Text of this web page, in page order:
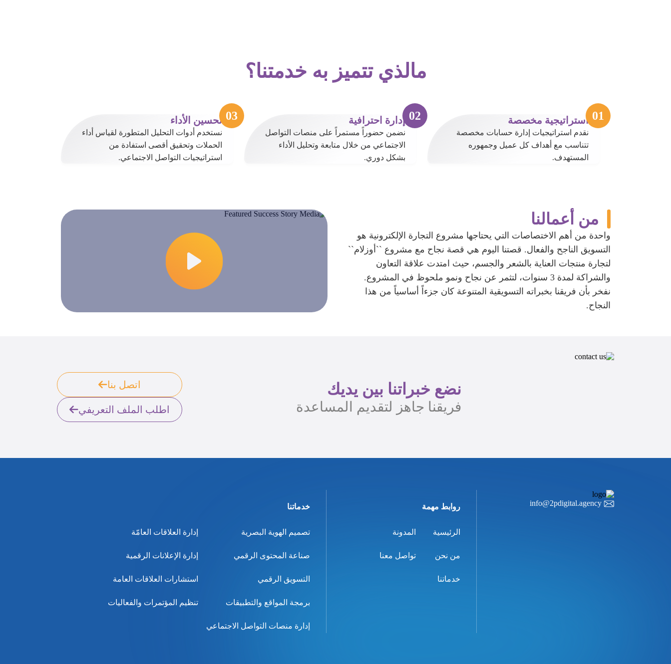
مالذي تتميز به خدمتنا؟
استراتيجية مخصصة
نقدم استراتيجيات إدارة حسابات مخصصة
تتناسب مع أهداف كل عميل وجمهوره
المستهدف.
إدارة احترافية
نضمن حضوراً مستمراً على منصات التواصل
الاجتماعي من خلال متابعة وتحليل الأداء
بشكل دوري.
تحسين الأداء
نستخدم أدوات التحليل المتطورة لقياس أداء
الحملات وتحقيق أقصى استفادة من
استراتيجيات التواصل الاجتماعي.
من أعمالنا
واحدة من أهم الاختصاصات التي يحتاجها مشروع التجارة الإلكترونية هو
التسويق الناجح والفعال. قصتنا اليوم هي قصة نجاح مع مشروع ``أوزلام``
لتجارة منتجات العناية بالشعر والجسم، حيث امتدت علاقة التعاون
والشراكة لمدة 3 سنوات، لتثمر عن نجاح ونمو ملحوظ في المشروع.
نفخر بأن فريقنا بخبراته التسويقية المتنوعة كان جزءاً أساسياً من هذا
النجاح.
نضع خبراتنا بين يديك
فريقنا جاهز لتقديم المساعدة
اتصل بنا
اطلب الملف التعريفي
info@2pdigital.agency روابط مهمة
الرئيسية
من نحن
خدماتنا
المدونة
تواصل معنا
خدماتنا
تصميم الهوية البصرية
صناعة المحتوى الرقمي
التسويق الرقمي
برمجة المواقع والتطبيقات
إدارة منصات التواصل الاجتماعي
إدارة العلاقات العامّة
إدارة الإعلانات الرقمية
استشارات العلاقات العامة
تنظيم المؤتمرات والفعاليات